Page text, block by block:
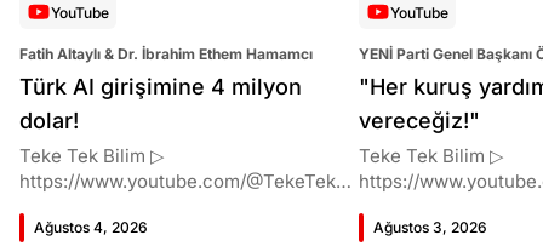
YouTube
Fatih Altaylı & Dr. İbrahim Ethem Hamamcı
Türk AI girişimine 4 milyon
dolar!
Teke Tek Bilim ▷
https://www.youtube.com/@TekeTekBil
Hamamcı kimdir ve akademik
Ağustos 4, 2026
YouTube
YENİ Parti Genel Başkanı
Altaylı
"Her kuruş
vereceğiz!"
Teke Tek Bilim ▷
https://
Butlan kararı kimin
Ağustos 3, 2026